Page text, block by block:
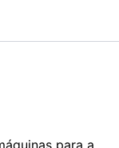
para a